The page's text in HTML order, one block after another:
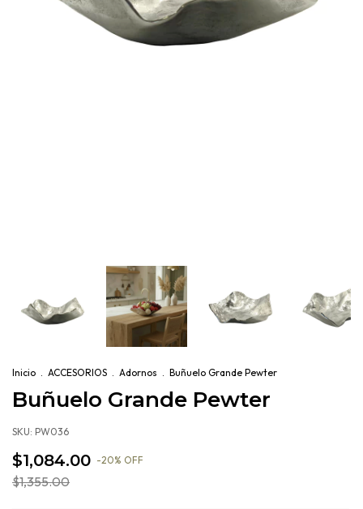
Inicio . ACCESORIOS . Adornos . Buñuelo Grande Pewter
Buñuelo Grande Pewter
SKU: PW036
$1,084.00 -20% OFF
$1,355.00